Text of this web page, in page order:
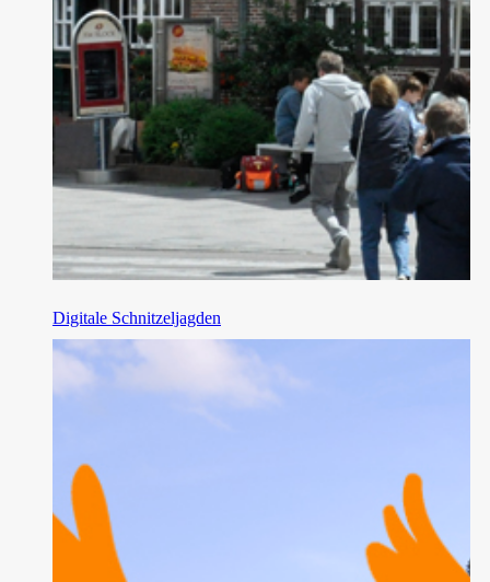
Digitale Schnitzeljagden